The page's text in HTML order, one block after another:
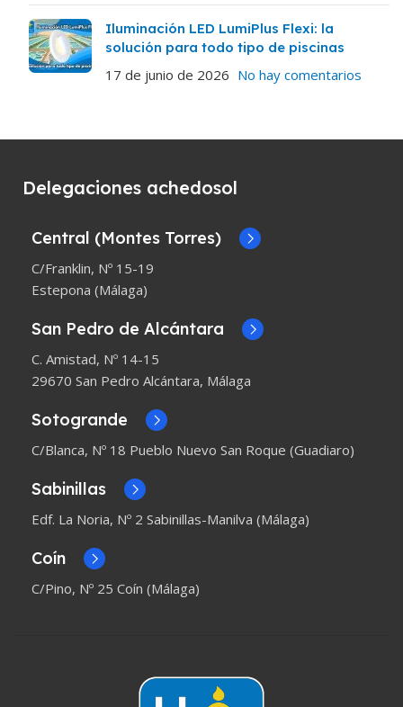
Iluminación LED LumiPlus Flexi: la
solución para todo tipo de piscinas
17 de junio de 2026 No hay comentarios
Delegaciones achedosol
Central (Montes Torres)
C/Franklin, Nº 15-19
Estepona (Málaga)
San Pedro de Alcántara
C. Amistad, Nº 14-15
29670 San Pedro Alcántara, Málaga
Sotogrande
C/Blanca, Nº 18 Pueblo Nuevo San Roque (Guadiaro)
Sabinillas
Edf. La Noria, Nº 2 Sabinillas-Manilva (Málaga)
Coín
C/Pino, Nº 25 Coín (Málaga)